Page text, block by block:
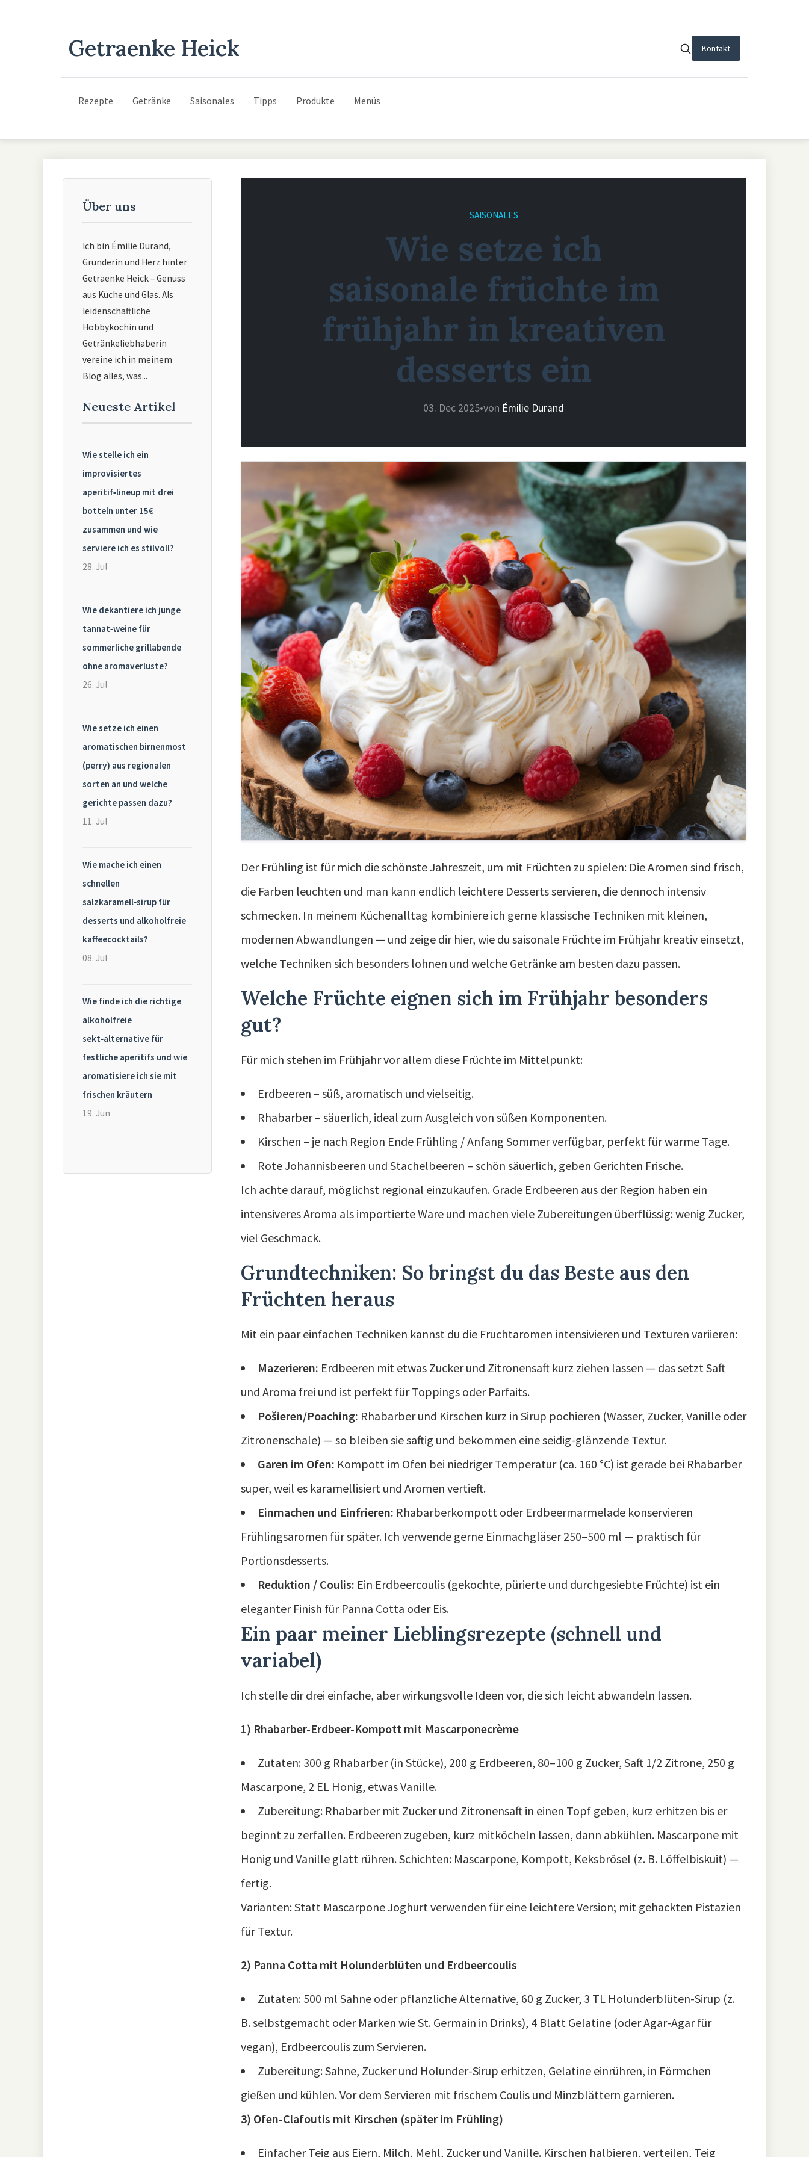
Getraenke Heick Kontakt
Rezepte Getränke Saisonales Tipps Produkte Menüs
Über uns
Ich bin Émilie Durand,
Gründerin und Herz hinter
Getraenke Heick – Genuss
aus Küche und Glas. Als
leidenschaftliche
Hobbyköchin und
Getränkeliebhaberin
vereine ich in meinem
Blog alles, was...
Neueste Artikel
Wie stelle ich ein
improvisiertes
aperitif‑lineup mit drei
botteln unter 15€
zusammen und wie
serviere ich es stilvoll?
28. Jul
Wie dekantiere ich junge
tannat‑weine für
sommerliche grillabende
ohne aromaverluste?
26. Jul
Wie setze ich einen
aromatischen birnenmost
(perry) aus regionalen
sorten an und welche
gerichte passen dazu?
11. Jul
Wie mache ich einen
schnellen
salzkaramell‑sirup für
desserts und alkoholfreie
kaffeecocktails?
08. Jul
Wie finde ich die richtige
alkoholfreie
sekt‑alternative für
festliche aperitifs und wie
aromatisiere ich sie mit
frischen kräutern
19. Jun
SAISONALES
Wie setze ich
saisonale früchte im
frühjahr in kreativen
desserts ein
03. Dec 2025•von Émilie Durand
Der Frühling ist für mich die schönste Jahreszeit, um mit Früchten zu spielen: Die Aromen sind frisch,
die Farben leuchten und man kann endlich leichtere Desserts servieren, die dennoch intensiv
schmecken. In meinem Küchenalltag kombiniere ich gerne klassische Techniken mit kleinen,
modernen Abwandlungen — und zeige dir hier, wie du saisonale Früchte im Frühjahr kreativ einsetzt,
welche Techniken sich besonders lohnen und welche Getränke am besten dazu passen.
Welche Früchte eignen sich im Frühjahr besonders
gut?
Für mich stehen im Frühjahr vor allem diese Früchte im Mittelpunkt:
Erdbeeren – süß, aromatisch und vielseitig.
Rhabarber – säuerlich, ideal zum Ausgleich von süßen Komponenten.
Kirschen – je nach Region Ende Frühling / Anfang Sommer verfügbar, perfekt für warme Tage.
Rote Johannisbeeren und Stachelbeeren – schön säuerlich, geben Gerichten Frische.
Ich achte darauf, möglichst regional einzukaufen. Grade Erdbeeren aus der Region haben ein
intensiveres Aroma als importierte Ware und machen viele Zubereitungen überflüssig: wenig Zucker,
viel Geschmack.
Grundtechniken: So bringst du das Beste aus den
Früchten heraus
Mit ein paar einfachen Techniken kannst du die Fruchtaromen intensivieren und Texturen variieren:
Mazerieren: Erdbeeren mit etwas Zucker und Zitronensaft kurz ziehen lassen — das setzt Saft
und Aroma frei und ist perfekt für Toppings oder Parfaits.
Pošieren/Poaching: Rhabarber und Kirschen kurz in Sirup pochieren (Wasser, Zucker, Vanille oder
Zitronenschale) — so bleiben sie saftig und bekommen eine seidig-glänzende Textur.
Garen im Ofen: Kompott im Ofen bei niedriger Temperatur (ca. 160 °C) ist gerade bei Rhabarber
super, weil es karamellisiert und Aromen vertieft.
Einmachen und Einfrieren: Rhabarberkompott oder Erdbeermarmelade konservieren
Frühlingsaromen für später. Ich verwende gerne Einmachgläser 250–500 ml — praktisch für
Portionsdesserts.
Reduktion / Coulis: Ein Erdbeercoulis (gekochte, pürierte und durchgesiebte Früchte) ist ein
eleganter Finish für Panna Cotta oder Eis.
Ein paar meiner Lieblingsrezepte (schnell und
variabel)
Ich stelle dir drei einfache, aber wirkungsvolle Ideen vor, die sich leicht abwandeln lassen.
1) Rhabarber-Erdbeer-Kompott mit Mascarponecrème
Zutaten: 300 g Rhabarber (in Stücke), 200 g Erdbeeren, 80–100 g Zucker, Saft 1/2 Zitrone, 250 g
Mascarpone, 2 EL Honig, etwas Vanille.
Zubereitung: Rhabarber mit Zucker und Zitronensaft in einen Topf geben, kurz erhitzen bis er
beginnt zu zerfallen. Erdbeeren zugeben, kurz mitköcheln lassen, dann abkühlen. Mascarpone mit
Honig und Vanille glatt rühren. Schichten: Mascarpone, Kompott, Keksbrösel (z. B. Löffelbiskuit) —
fertig.
Varianten: Statt Mascarpone Joghurt verwenden für eine leichtere Version; mit gehackten Pistazien
für Textur.
2) Panna Cotta mit Holunderblüten und Erdbeercoulis
Zutaten: 500 ml Sahne oder pflanzliche Alternative, 60 g Zucker, 3 TL Holunderblüten-Sirup (z.
B. selbstgemacht oder Marken wie St. Germain in Drinks), 4 Blatt Gelatine (oder Agar-Agar für
vegan), Erdbeercoulis zum Servieren.
Zubereitung: Sahne, Zucker und Holunder-Sirup erhitzen, Gelatine einrühren, in Förmchen
gießen und kühlen. Vor dem Servieren mit frischem Coulis und Minzblättern garnieren.
3) Ofen-Clafoutis mit Kirschen (später im Frühling)
Einfacher Teig aus Eiern, Milch, Mehl, Zucker und Vanille. Kirschen halbieren, verteilen, Teig